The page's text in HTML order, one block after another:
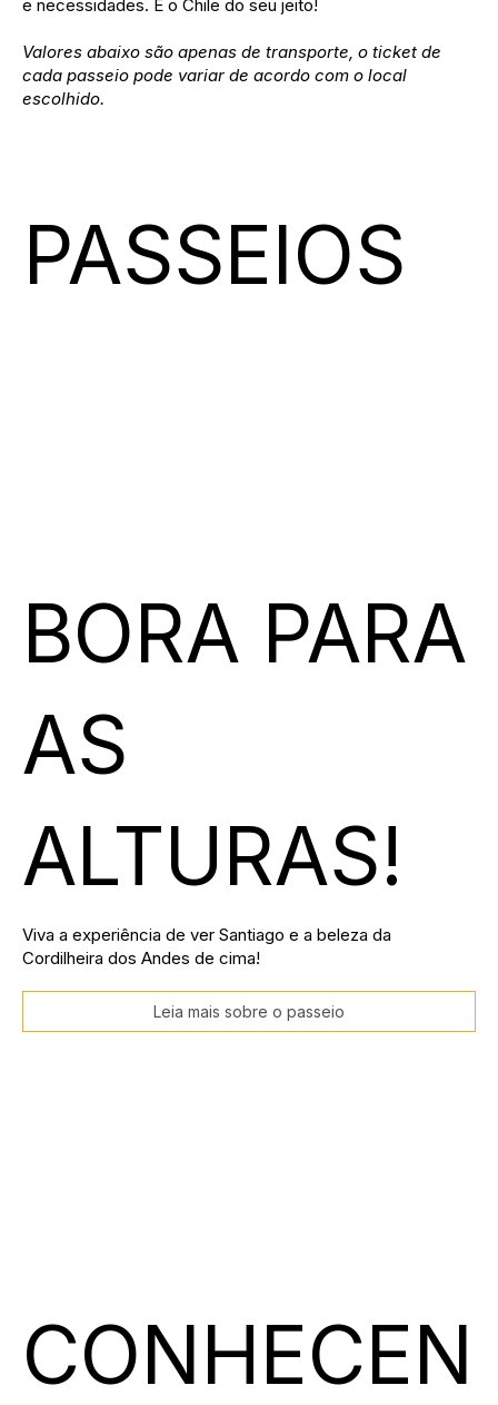
e necessidades. É o Chile do seu jeito!
Valores abaixo são apenas de transporte, o ticket de
cada passeio pode variar de acordo com o local
escolhido.
BORA PARA
AS
ALTURAS!
Viva a experiência de ver Santiago e a beleza da
Cordilheira dos Andes de cima!
Leia mais sobre o passeio
CONHECEN
PASSEIOS